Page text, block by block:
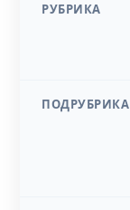
РУБРИКА
ПОДРУБРИКА